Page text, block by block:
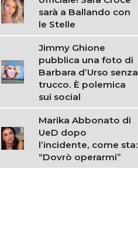
sarà a Ballando con
le Stelle
Jimmy Ghione
pubblica una foto di
Barbara d’Urso senza
trucco. È polemica
sui social
Marika Abbonato di
UeD dopo
l’incidente, come sta:
“Dovrò operarmi”